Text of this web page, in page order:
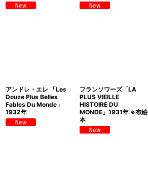
アンドレ・エレ 「Les
Douze Plus Belles
Fables Du Monde」
1932年
フランソワーズ「LA
PLUS VIEILLE
HISTOIRE DU
MONDE」1931年 ※布絵
本